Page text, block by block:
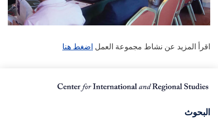
اقرأ المزيد عن نشاط مجموعة العمل اضغط هنا
البحوث